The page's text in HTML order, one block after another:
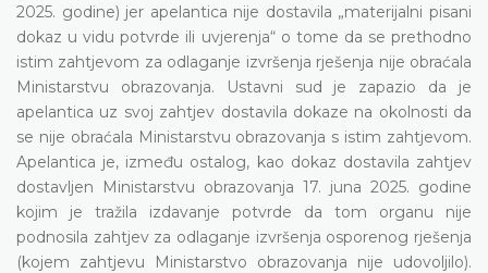
2025. godine) jer apelantica nije dostavila „materijalni pisani
dokaz u vidu potvrde ili uvjerenja“ o tome da se prethodno
istim zahtjevom za odlaganje izvršenja rješenja nije obraćala
Ministarstvu obrazovanja. Ustavni sud je zapazio da je
apelantica uz svoj zahtjev dostavila dokaze na okolnosti da
se nije obraćala Ministarstvu obrazovanja s istim zahtjevom.
Apelantica je, između ostalog, kao dokaz dostavila zahtjev
dostavljen Ministarstvu obrazovanja 17. juna 2025. godine
kojim je tražila izdavanje potvrde da tom organu nije
podnosila zahtjev za odlaganje izvršenja osporenog rješenja
(kojem zahtjevu Ministarstvo obrazovanja nije udovoljilo).